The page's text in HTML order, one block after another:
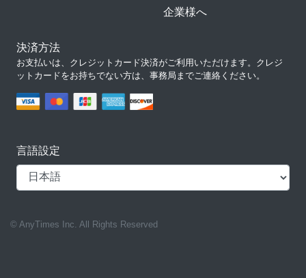
企業様へ
決済方法
お支払いは、クレジットカード決済がご利用いただけます。クレジ
ットカードをお持ちでない方は、事務局までご連絡ください。
言語設定
© AnyTimes Inc. All Rights Reserved